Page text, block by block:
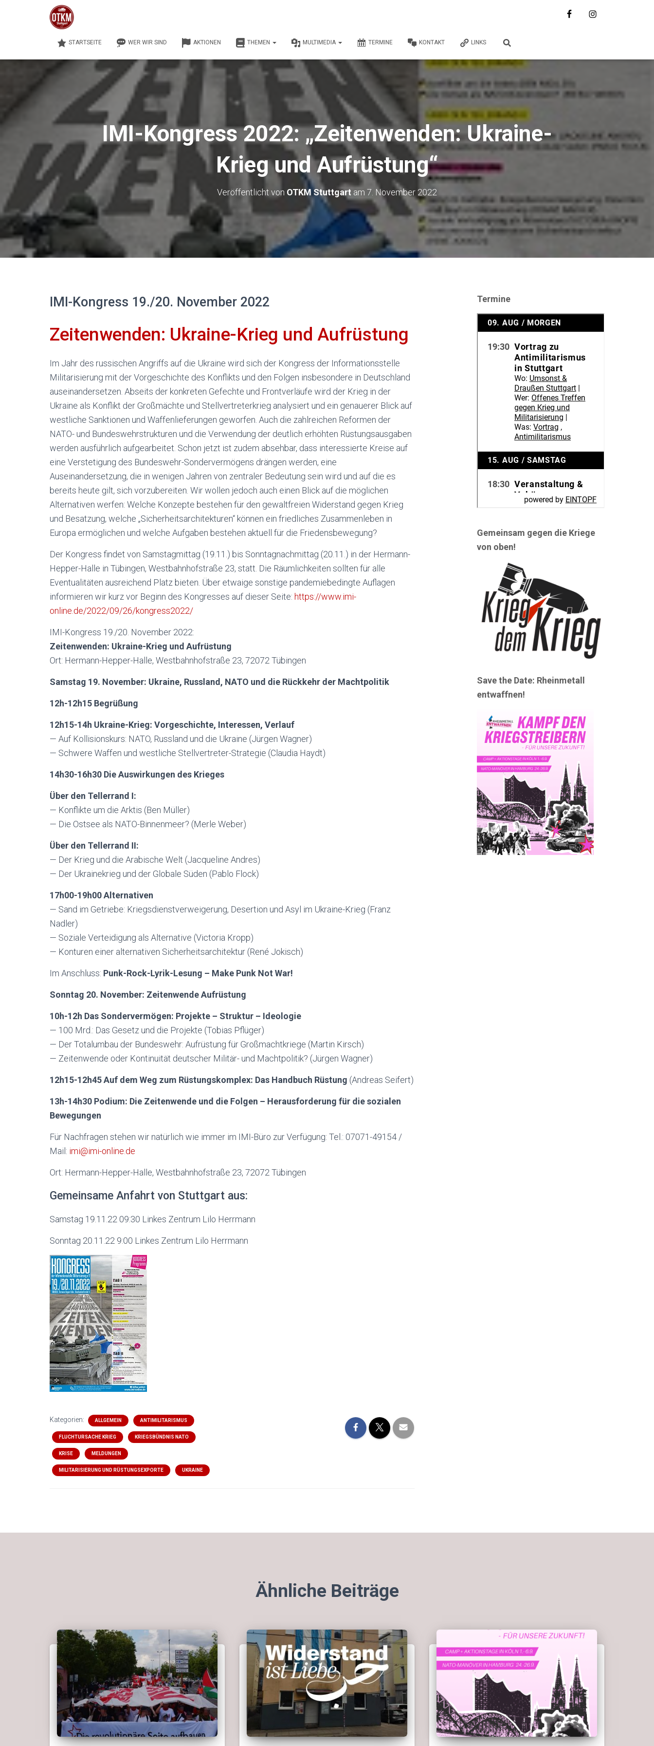
STARTSEITE WER WIR SIND AKTIONEN THEMEN MULTIMEDIA TERMINE KONTAKT LINKS
IMI-Kongress 2022: „Zeitenwenden: Ukraine-
Krieg und Aufrüstung“
Veröffentlicht von OTKM Stuttgart am 7. November 2022
IMI-Kongress 19./20. November 2022
Zeitenwenden: Ukraine-Krieg und Aufrüstung
Im Jahr des russischen Angriffs auf die Ukraine wird sich der Kongress der Informationsstelle
Militarisierung mit der Vorgeschichte des Konflikts und den Folgen insbesondere in Deutschland
auseinandersetzen. Abseits der konkreten Gefechte und Frontverläufe wird der Krieg in der
Ukraine als Konflikt der Großmächte und Stellvertreterkrieg analysiert und ein genauerer Blick auf
westliche Sanktionen und Waffenlieferungen geworfen. Auch die zahlreichen Reformen der
NATO- und Bundeswehrstrukturen und die Verwendung der deutlich erhöhten Rüstungsausgaben
werden ausführlich aufgearbeitet. Schon jetzt ist zudem absehbar, dass interessierte Kreise auf
eine Verstetigung des Bundeswehr-Sondervermögens drängen werden, eine
Auseinandersetzung, die in wenigen Jahren von zentraler Bedeutung sein wird und auf die es
bereits heute gilt, sich vorzubereiten. Wir wollen jedoch auch einen Blick auf die möglichen
Alternativen werfen: Welche Konzepte bestehen für den gewaltfreien Widerstand gegen Krieg
und Besatzung, welche „Sicherheitsarchitekturen“ können ein friedliches Zusammenleben in
Europa ermöglichen und welche Aufgaben bestehen aktuell für die Friedensbewegung?
Der Kongress findet von Samstagmittag (19.11.) bis Sonntagnachmittag (20.11.) in der Hermann-
Hepper-Halle in Tübingen, Westbahnhofstraße 23, statt. Die Räumlichkeiten sollten für alle
Eventualitäten ausreichend Platz bieten. Über etwaige sonstige pandemiebedingte Auflagen
informieren wir kurz vor Beginn des Kongresses auf dieser Seite: https://www.imi-
online.de/2022/09/26/kongress2022/
IMI-Kongress 19./20. November 2022:
Zeitenwenden: Ukraine-Krieg und Aufrüstung
Ort: Hermann-Hepper-Halle, Westbahnhofstraße 23, 72072 Tübingen
Samstag 19. November: Ukraine, Russland, NATO und die Rückkehr der Machtpolitik
12h-12h15 Begrüßung
12h15-14h Ukraine-Krieg: Vorgeschichte, Interessen, Verlauf
— Auf Kollisionskurs: NATO, Russland und die Ukraine (Jürgen Wagner)
— Schwere Waffen und westliche Stellvertreter-Strategie (Claudia Haydt)
14h30-16h30 Die Auswirkungen des Krieges
Über den Tellerrand I:
— Konflikte um die Arktis (Ben Müller)
— Die Ostsee als NATO-Binnenmeer? (Merle Weber)
Über den Tellerrand II:
— Der Krieg und die Arabische Welt (Jacqueline Andres)
— Der Ukrainekrieg und der Globale Süden (Pablo Flock)
17h00-19h00 Alternativen
— Sand im Getriebe: Kriegsdienstverweigerung, Desertion und Asyl im Ukraine-Krieg (Franz
Nadler)
— Soziale Verteidigung als Alternative (Victoria Kropp)
— Konturen einer alternativen Sicherheitsarchitektur (René Jokisch)
Im Anschluss: Punk-Rock-Lyrik-Lesung – Make Punk Not War!
Sonntag 20. November: Zeitenwende Aufrüstung
10h-12h Das Sondervermögen: Projekte – Struktur – Ideologie
— 100 Mrd.: Das Gesetz und die Projekte (Tobias Pflüger)
— Der Totalumbau der Bundeswehr: Aufrüstung für Großmachtkriege (Martin Kirsch)
— Zeitenwende oder Kontinuität deutscher Militär- und Machtpolitik? (Jürgen Wagner)
12h15-12h45Auf dem Weg zum Rüstungskomplex: Das Handbuch Rüstung (Andreas Seifert)
13h-14h30 Podium: Die Zeitenwende und die Folgen – Herausforderung für die sozialen
Bewegungen
Für Nachfragen stehen wir natürlich wie immer im IMI-Büro zur Verfügung: Tel.: 07071-49154 /
Mail: imi@imi-online.de
Ort: Hermann-Hepper-Halle, Westbahnhofstraße 23, 72072 Tübingen
Gemeinsame Anfahrt von Stuttgart aus:
Samstag 19.11.22 09:30 Linkes Zentrum Lilo Herrmann
Sonntag 20.11.22 9:00 Linkes Zentrum Lilo Herrmann
Kategorien: ALLGEMEIN ANTIMILITARISMUS
FLUCHTURSACHE KRIEG KRIEGSBÜNDNIS NATO
KRISE MELDUNGEN
MILITARISIERUNG UND RÜSTUNGSEXPORTE UKRAINE
Termine
Gemeinsam gegen die Kriege
von oben!
Save the Date: Rheinmetall
entwaffnen!
Ähnliche Beiträge